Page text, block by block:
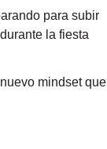
para subir
la fiesta
mindset que